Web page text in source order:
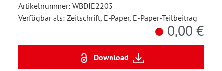
Artikelnummer: WBDIE2203
Verfügbar als: Zeitschrift, E-Paper, E-Paper-Teilbeitrag
0,00 €
Download